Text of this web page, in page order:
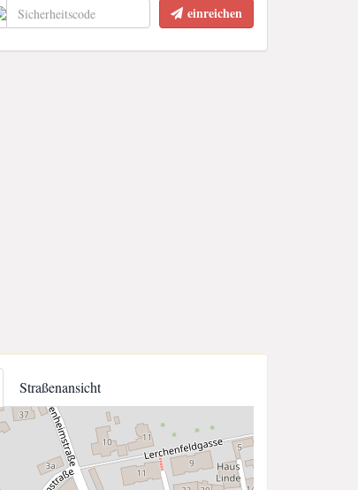
einreichen
Straßenansicht